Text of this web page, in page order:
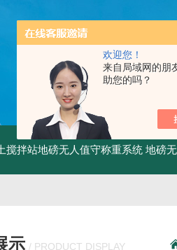
欢迎您！
来自局域网的朋
助您的吗？
搅拌站地磅无人值守称重系统 地磅无
示 / PRODUCT DISPLAY